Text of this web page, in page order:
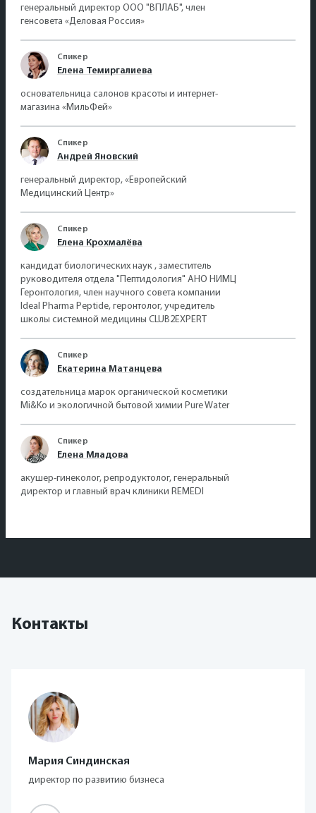
генеральный директор ООО "ВПЛАБ", член
генсовета «Деловая Россия»
Спикер
Елена Темиргалиева
основательница салонов красоты и интернет-
магазина «МильФей»
Спикер
Андрей Яновский
генеральный директор, «Европейский
Медицинский Центр»
Спикер
Елена Крохмалёва
кандидат биологических наук , заместитель
руководителя отдела "Пептидология" АНО НИМЦ
Геронтология, член научного совета компании
Ideal Pharma Peptide, геронтолог, учредитель
школы системной медицины CLUB2EXPERT
Спикер
Екатерина Матанцева
создательница марок органической косметики
Mi&Ko и экологичной бытовой химии Pure Water
Спикер
Елена Младова
акушер-гинеколог, репродуктолог, генеральный
директор и главный врач клиники REMEDI
Контакты
Мария Синдинская
директор по развитию бизнеса